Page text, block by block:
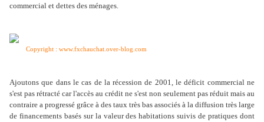
commercial et dettes des ménages.
Copyright : www.fxchauchat.over-blog.com
Ajoutons que dans le cas de la récession de 2001, le déficit commercial ne
s'est pas rétracté car l'accès au crédit ne s'est non seulement pas réduit mais au
contraire a progressé grâce à des taux très bas associés à la diffusion très large
de financements basés sur la valeur des habitations suivis de pratiques dont